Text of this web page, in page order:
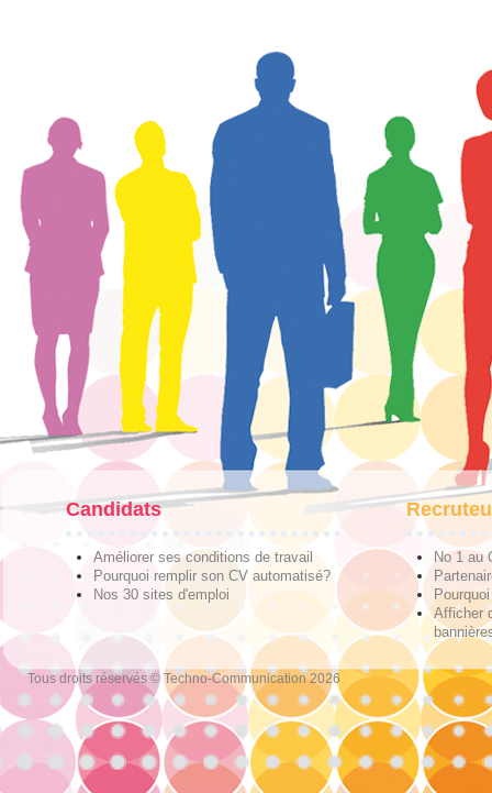
Candidats
Améliorer ses conditions de travail
Pourquoi remplir son CV automatisé?
Nos 30 sites d'emploi
No 1 au
Afficher
Tous droits réservés © Techno-Communication 2026